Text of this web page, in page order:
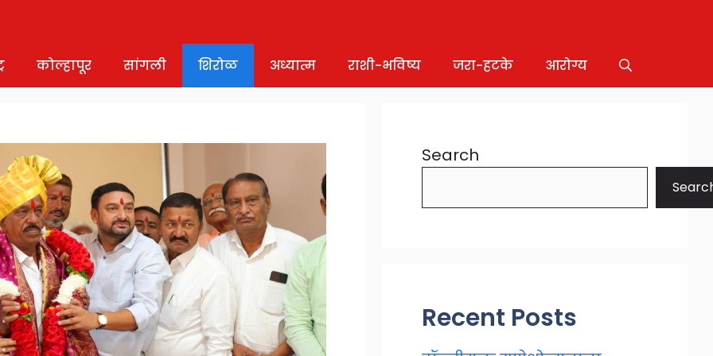
कोल्हापूर सांगली शिरोळ अध्यात्म राशी-भविष्य जरा-हटके आरोग्य
Search
Recent Posts